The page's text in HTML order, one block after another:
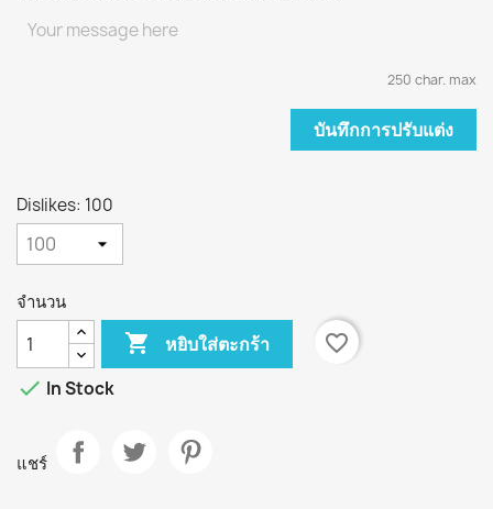
250 char. max
บันทึกการปรับแต่ง
Dislikes: 100
จำนวน
 หยิบใส่ตะกร้า
favorite_border
 In Stock
แชร์